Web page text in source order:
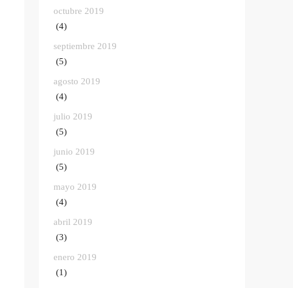
octubre 2019
(4)
septiembre 2019
(5)
agosto 2019
(4)
julio 2019
(5)
junio 2019
(5)
mayo 2019
(4)
abril 2019
(3)
enero 2019
(1)